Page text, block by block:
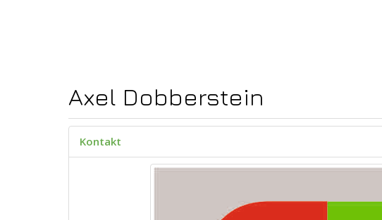
Axel Dobberstein
Kontakt